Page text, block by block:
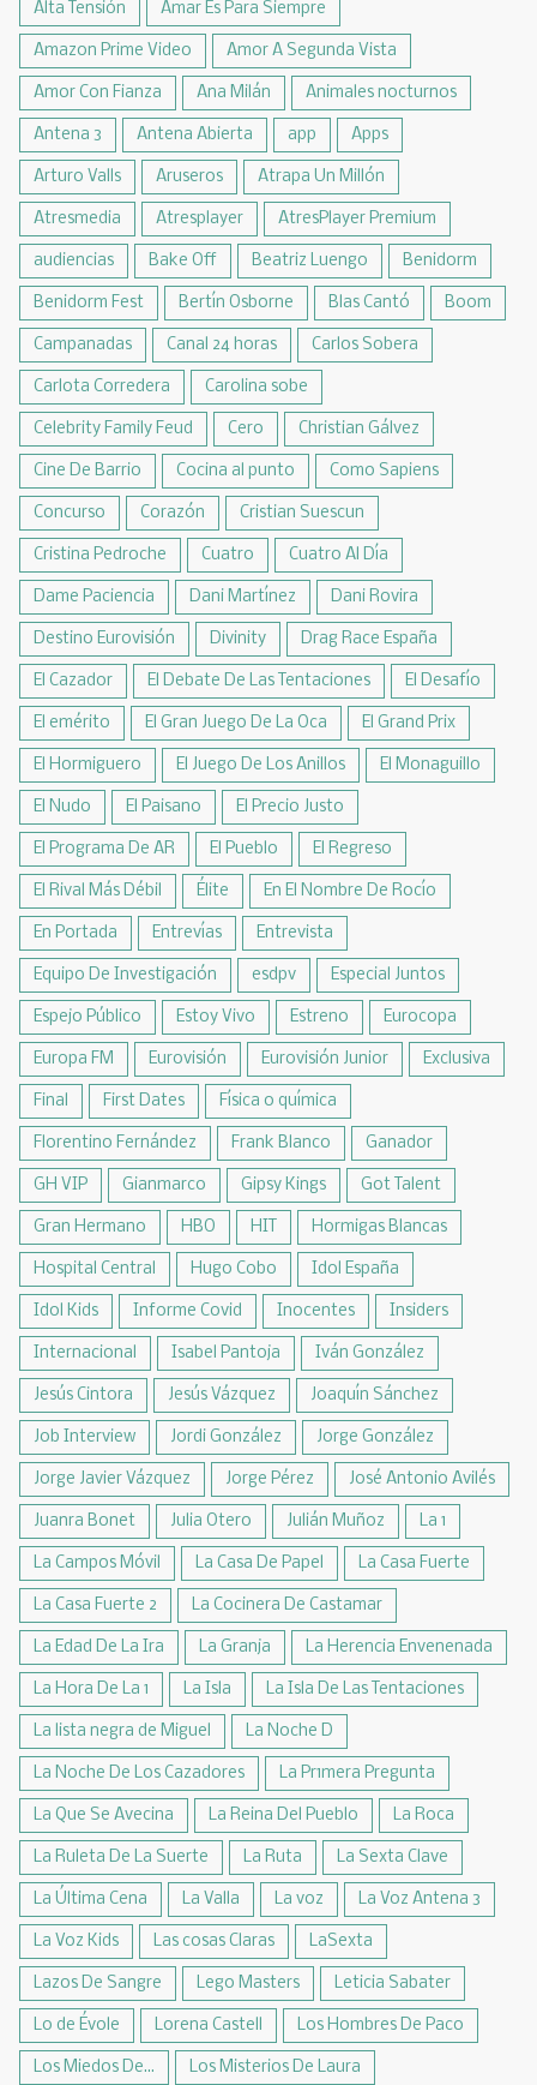
Alta Tensión Amar Es Para Siempre
Amazon Prime Video Amor A Segunda Vista
Amor Con Fianza Ana Milán Animales nocturnos
Antena 3 Antena Abierta app Apps
Arturo Valls Aruseros Atrapa Un Millón
Atresmedia Atresplayer AtresPlayer Premium
audiencias Bake Off Beatriz Luengo Benidorm
Benidorm Fest Bertín Osborne Blas Cantó Boom
Campanadas Canal 24 horas Carlos Sobera
Carlota Corredera Carolina sobe
Celebrity Family Feud Cero Christian Gálvez
Cine De Barrio Cocina al punto Como Sapiens
Concurso Corazón Cristian Suescun
Cristina Pedroche Cuatro Cuatro Al Día
Dame Paciencia Dani Martínez Dani Rovira
Destino Eurovisión Divinity Drag Race España
El Cazador El Debate De Las Tentaciones El Desafío
El emérito El Gran Juego De La Oca El Grand Prix
El Hormiguero El Juego De Los Anillos El Monaguillo
El Nudo El Paisano El Precio Justo
El Programa De AR El Pueblo El Regreso
El Rival Más Débil Élite En El Nombre De Rocío
En Portada Entrevías Entrevista
Equipo De Investigación esdpv Especial Juntos
Espejo Público Estoy Vivo Estreno Eurocopa
Europa FM Eurovisión Eurovisión Junior Exclusiva
Final First Dates Física o química
Florentino Fernández Frank Blanco Ganador
GH VIP Gianmarco Gipsy Kings Got Talent
Gran Hermano HBO HIT Hormigas Blancas
Hospital Central Hugo Cobo Idol España
Idol Kids Informe Covid Inocentes Insiders
Internacional Isabel Pantoja Iván González
Jesús Cintora Jesús Vázquez Joaquín Sánchez
Job Interview Jordi González Jorge González
Jorge Javier Vázquez Jorge Pérez José Antonio Avilés
Juanra Bonet Julia Otero Julián Muñoz La 1
La Campos Móvil La Casa De Papel La Casa Fuerte
La Casa Fuerte 2 La Cocinera De Castamar
La Edad De La Ira La Granja La Herencia Envenenada
La Hora De La 1 La Isla La Isla De Las Tentaciones
La lista negra de Miguel La Noche D
La Noche De Los Cazadores La Pr1mera Pregunta
La Que Se Avecina La Reina Del Pueblo La Roca
La Ruleta De La Suerte La Ruta La Sexta Clave
La Última Cena La Valla La voz La Voz Antena 3
La Voz Kids Las cosas Claras LaSexta
Lazos De Sangre Lego Masters Leticia Sabater
Lo de Évole Lorena Castell Los Hombres De Paco
Los Miedos De... Los Misterios De Laura